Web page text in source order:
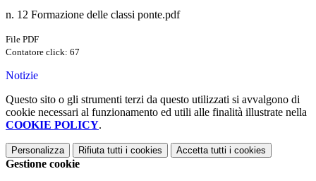
n. 12 Formazione delle classi ponte.pdf
File PDF
Contatore click: 67
Notizie
Questo sito o gli strumenti terzi da questo utilizzati si avvalgono di
cookie necessari al funzionamento ed utili alle finalità illustrate nella
COOKIE POLICY.
Personalizza Rifiuta tutti i cookies Accetta tutti i cookies
Gestione cookie